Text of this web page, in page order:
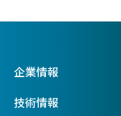
企業情報
技術情報